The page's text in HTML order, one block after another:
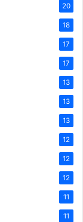
20
18
17
17
13
13
13
12
12
12
11
11